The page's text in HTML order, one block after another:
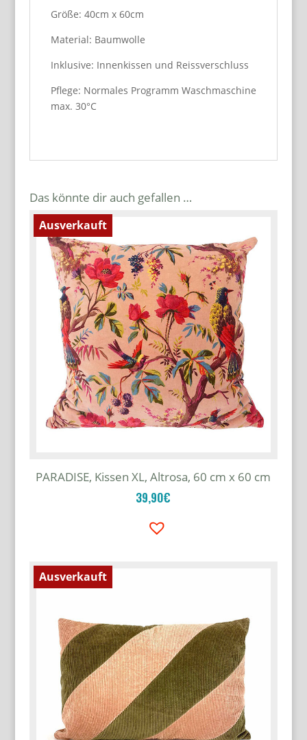
Größe: 40cm x 60cm
Material: Baumwolle
Inklusive: Innenkissen und Reissverschluss
Pflege: Normales Programm Waschmaschine
max. 30°C
Das könnte dir auch gefallen …
Ausverkauft
PARADISE, Kissen XL, Altrosa, 60 cm x 60 cm
39,90€
Ausverkauft